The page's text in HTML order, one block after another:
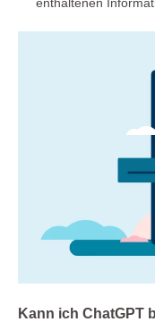
enthaltenen
Kann ich ChatGPT